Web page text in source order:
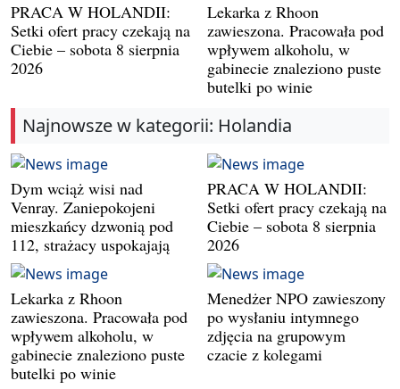
PRACA W HOLANDII:
Setki ofert pracy czekają na
Ciebie – sobota 8 sierpnia
2026
Lekarka z Rhoon
zawieszona. Pracowała pod
wpływem alkoholu, w
gabinecie znaleziono puste
butelki po winie
Najnowsze w kategorii: Holandia
Dym wciąż wisi nad
Venray. Zaniepokojeni
mieszkańcy dzwonią pod
112, strażacy uspokajają
PRACA W HOLANDII:
Setki ofert pracy czekają na
Ciebie – sobota 8 sierpnia
2026
Lekarka z Rhoon
zawieszona. Pracowała pod
wpływem alkoholu, w
gabinecie znaleziono puste
butelki po winie
Menedżer NPO zawieszony
po wysłaniu intymnego
zdjęcia na grupowym
czacie z kolegami